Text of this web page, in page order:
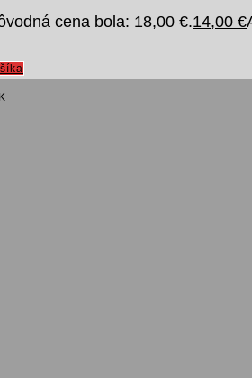
cena bola: 18,00 €.14,00 €